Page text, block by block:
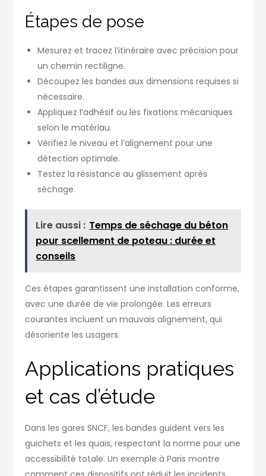
Étapes de pose
Mesurez et tracez l’itinéraire avec précision pour
un chemin rectiligne.
Découpez les bandes aux dimensions requises si
nécessaire.
Appliquez l’adhésif ou les fixations mécaniques
selon le matériau.
Vérifiez le niveau et l’alignement pour une
détection optimale.
Testez la résistance au glissement après
séchage.
Lire aussi : Temps de séchage du béton
pour scellement de poteau : durée et
conseils
Ces étapes garantissent une installation conforme,
avec une durée de vie prolongée. Les erreurs
courantes incluent un mauvais alignement, qui
désoriente les usagers.
Applications pratiques
et cas d’étude
Dans les gares SNCF, les bandes guident vers les
guichets et les quais, respectant la norme pour une
accessibilité totale. Un exemple à Paris montre